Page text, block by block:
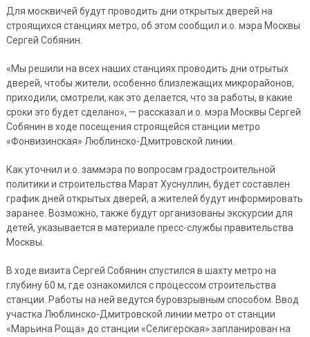
Для москвичей будут проводить дни открытых дверей на
строящихся станциях метро, об этом сообщил и.о. мэра Москвы
Сергей Собянин.
«Мы решили на всех наших станциях проводить дни отрытых
дверей, чтобы жители, особенно близлежащих микрорайонов,
приходили, смотрели, как это делается, что за работы, в какие
сроки это будет сделано», — рассказал и.о. мэра Москвы Сергей
Собянин в ходе посещения строящейся станции метро
«Фонвизинская» Люблинско-Дмитровской линии.
Как уточнил и.о. заммэра по вопросам градостроительной
политики и строительства Марат Хуснуллин, будет составлен
график дней открытых дверей, а жителей будут информировать
заранее. Возможно, также будут организованы экскурсии для
детей, указывается в материале пресс-службы правительства
Москвы.
В ходе визита Сергей Собянин спустился в шахту метро на
глубину 60 м, где ознакомился с процессом строительства
станции. Работы на ней ведутся буровзрывным способом. Ввод
участка Люблинско-Дмитровской линии метро от станции
«Марьина Роща» до станции «Селигерская» запланирован на